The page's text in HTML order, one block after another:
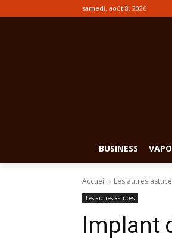
samedi, août 8, 2026
BUSINESS
Accueil Les autres
Les autres astuces
Implant